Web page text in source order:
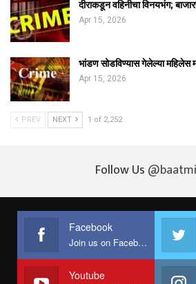
दीराकडून वहिनीचा विनयभंग;
Apr 15, 2026
भांडण सोडविण्यास गेलेल्या महिलेस
Apr 15, 2026
PREV NEXT 1 of 2,252
Follow Us
Facebook
Join us on Facebook
Youtube